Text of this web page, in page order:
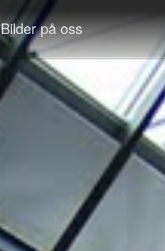
Bilder på oss